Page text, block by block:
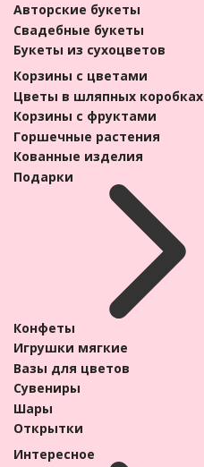
Авторские букеты
Свадебные букеты
Букеты из сухоцветов
Корзины с цветами
Цветы в шляпных коробках
Корзины с фруктами
Горшечные растения
Кованные изделия
Подарки
Конфеты
Игрушки мягкие
Вазы для цветов
Сувениры
Шары
Открытки
Интересное
КАТАЛОГ
Букеты
Букеты цветов
Альстромерия
Гиацинты
Эустома
Орхидея
Авторские букеты
Свадебные букеты
Букеты из сухоцветов